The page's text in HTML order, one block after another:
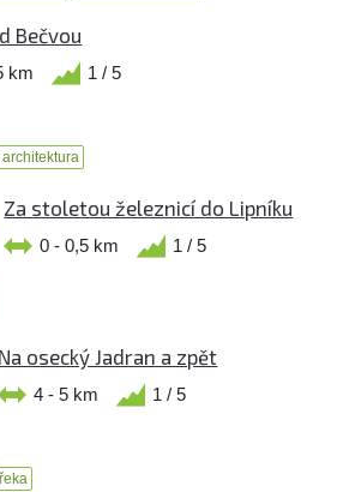
Bečvou
km 1 / 5
Za stoletou železnicí do Lipníku
0 - 0,5 km 1 / 5
Na osecký Jadran a zpět
4 - 5 km 1 / 5